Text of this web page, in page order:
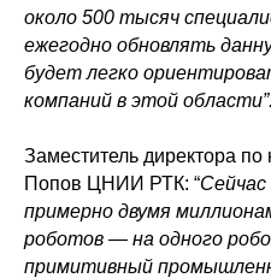
около 500 тысяч
ежегодно обновлять
будет легко
компаний в этой области”.
Заместитель директора
Попов ЦНИИ РТК: “
примерно двумя
роботов — на одного
примитивный